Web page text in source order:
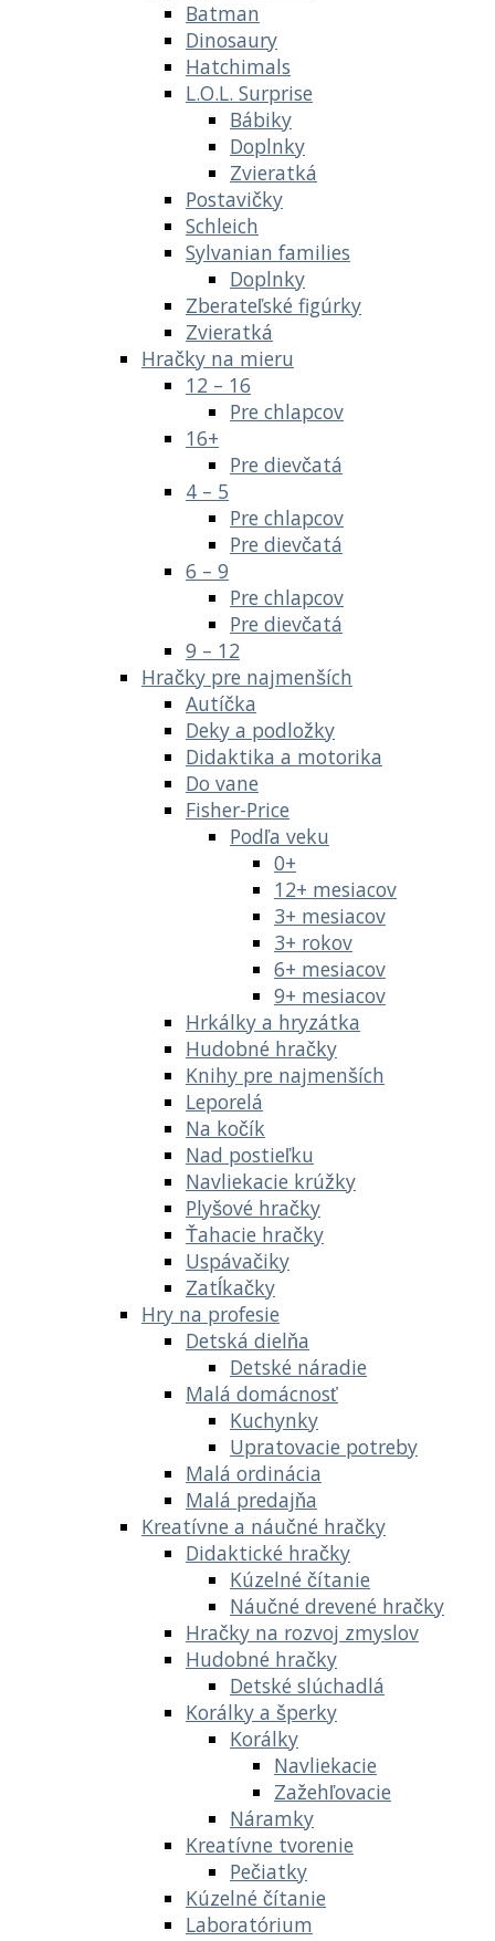
Batman
Dinosaury
Hatchimals
L.O.L. Surprise
Bábiky
Doplnky
Zvieratká
Postavičky
Schleich
Sylvanian families
Doplnky
Zberateľské figúrky
Zvieratká
Hračky na mieru
12 – 16
Pre chlapcov
16+
Pre dievčatá
4 – 5
Pre chlapcov
Pre dievčatá
6 – 9
Pre chlapcov
Pre dievčatá
9 – 12
Hračky pre najmenších
Autíčka
Deky a podložky
Didaktika a motorika
Do vane
Fisher-Price
Podľa veku
0+
12+ mesiacov
3+ mesiacov
3+ rokov
6+ mesiacov
9+ mesiacov
Hrkálky a hryzátka
Hudobné hračky
Knihy pre najmenších
Leporelá
Na kočík
Nad postieľku
Navliekacie krúžky
Plyšové hračky
Ťahacie hračky
Uspávačiky
Zatĺkačky
Hry na profesie
Detská dielňa
Detské náradie
Malá domácnosť
Kuchynky
Upratovacie potreby
Malá ordinácia
Malá predajňa
Kreatívne a náučné hračky
Didaktické hračky
Kúzelné čítanie
Náučné drevené hračky
Hračky na rozvoj zmyslov
Hudobné hračky
Detské slúchadlá
Korálky a šperky
Korálky
Navliekacie
Zažehľovacie
Náramky
Kreatívne tvorenie
Pečiatky
Kúzelné čítanie
Laboratórium